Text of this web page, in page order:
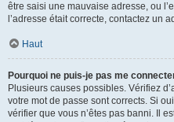
être saisi une mauvaise adresse, ou
l’adresse était correcte, contactez un
Haut
Pourquoi ne puis-je pas me
Plusieurs causes possibles. Vérifiez
votre mot de passe sont corrects. Si
vérifier que vous n’êtes pas banni. Il